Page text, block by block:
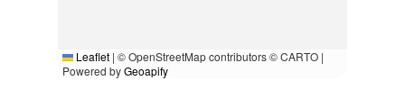
Leaflet | © OpenStreetMap contributors © CARTO |
Powered byGeoapify